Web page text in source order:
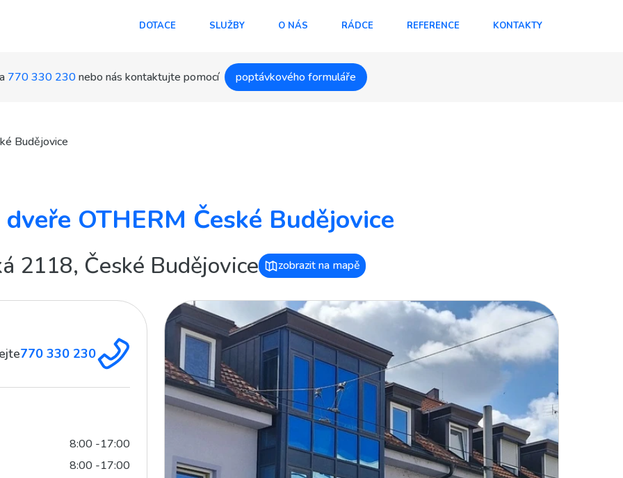
DOTACE SLUŽBY O NÁS RÁDCE REFERENCE KONTAKTY
770 330 230 nebo nás kontaktujte pomocí poptávkového formuláře
Budějovice
OTHERM České Budějovice
2118, České Budějovice zobrazit na mapě
770 330 230
8:00 -17:00
8:00 -17:00